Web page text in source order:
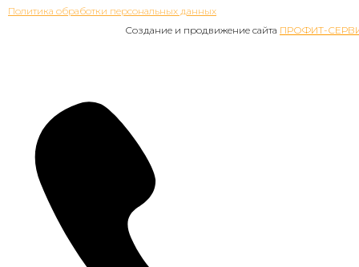
Политика обработки персональных данных
Создание и продвижение сайта ПРОФИТ-